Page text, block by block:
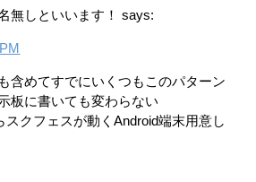
無しといいます！
says:
含めてすでにいくつもこのパターン
板に書いても変わらない
スクフェスが動くAndroid端末用意し